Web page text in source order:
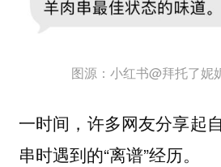
图源：小红书@拜托了妮
一时间，许多网友分享起
串时遇到的“离谱”经历。